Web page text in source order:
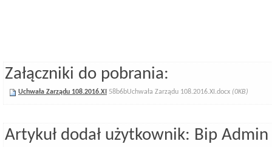
Załączniki do pobrania:
Uchwała Zarządu 108.2016.XI 58b6bUchwała Zarządu 108.2016.XI.docx (0KB)
Artykuł dodał użytkownik: Bip Admin